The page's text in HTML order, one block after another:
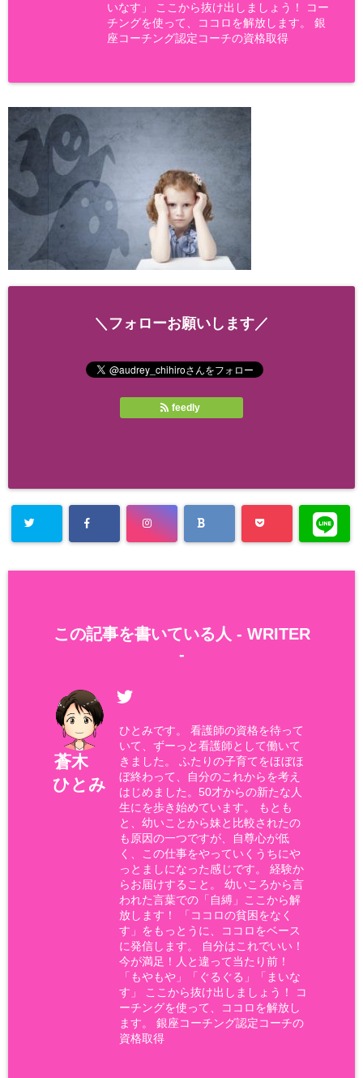
いなす」 ここから抜け出しましょう！ コー
チングを使って、ココロを解放します。 銀
座コーチング認定コーチの資格取得
＼フォローお願いします／
feedly
この記事を書いている人 - WRITER
-
蒼木
ひとみ
ひとみです。 看護師の資格を待って
いて、ずーっと看護師として働いて
きました。 ふたりの子育てをほぼほ
ぼ終わって、自分のこれからを考え
はじめました。50才からの新たな人
生にを歩き始めています。 もとも
と、幼いことから妹と比較されたの
も原因の一つですが、自尊心が低
く、この仕事をやっていくうちにや
っとましになった感じです。 経験か
らお届けすること。 幼いころから言
われた言葉での「自縛」ここから解
放します！ 「ココロの貧困をなく
す」をもっとうに、ココロをベース
に発信します。 自分はこれでいい！
今が満足！人と違って当たり前！
「もやもや」「ぐるぐる」「まいな
す」 ここから抜け出しましょう！ コ
ーチングを使って、ココロを解放し
ます。 銀座コーチング認定コーチの
資格取得